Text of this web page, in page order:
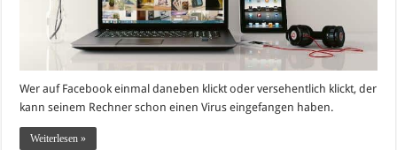
Wer auf Facebook einmal daneben klickt oder versehentlich klickt, der
kann seinem Rechner schon einen Virus eingefangen haben.
Weiterlesen »